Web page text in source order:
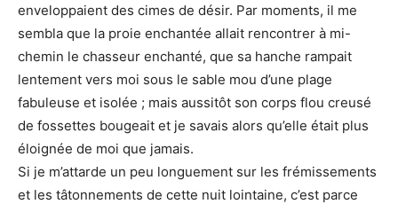
enveloppaient des cimes de désir. Par moments, il me
sembla que la proie enchantée allait rencontrer à mi-
chemin le chasseur enchanté, que sa hanche rampait
lentement vers moi sous le sable mou d’une plage
fabuleuse et isolée ; mais aussitôt son corps flou creusé
de fossettes bougeait et je savais alors qu’elle était plus
éloignée de moi que jamais.
Si je m’attarde un peu longuement sur les frémissements
et les tâtonnements de cette nuit lointaine, c’est parce